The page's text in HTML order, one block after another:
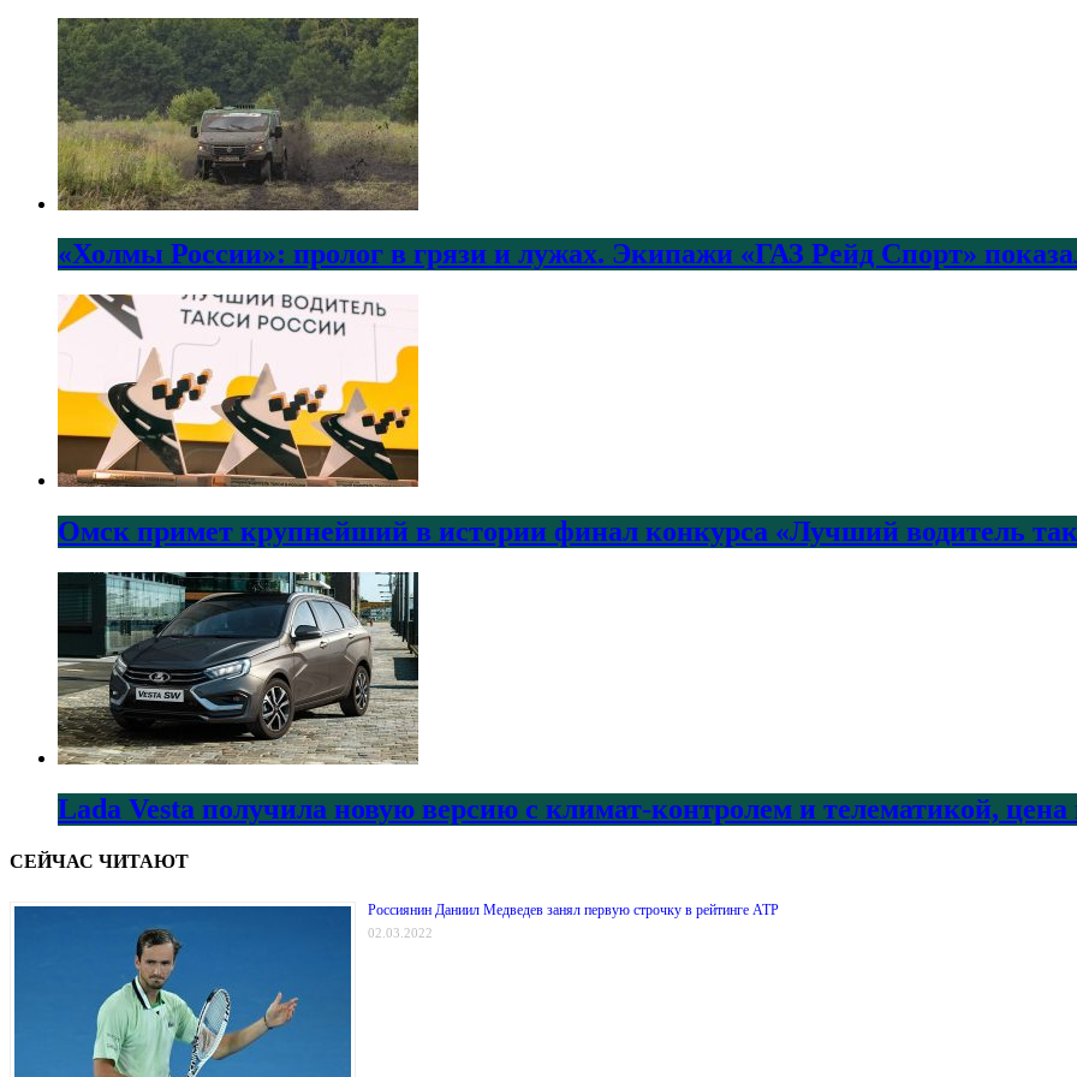
«Холмы России»: пролог в грязи и лужах. Экипажи «ГАЗ Рейд Спорт»
Омск примет крупнейший в истории финал конкурса «Лучший водитель
Lada Vesta получила новую версию с климат-контролем и телематикой, цена
СЕЙЧАС ЧИТАЮТ
Россиянин Даниил Медведев занял первую строчку в рейтинге АТР
02.03.2022